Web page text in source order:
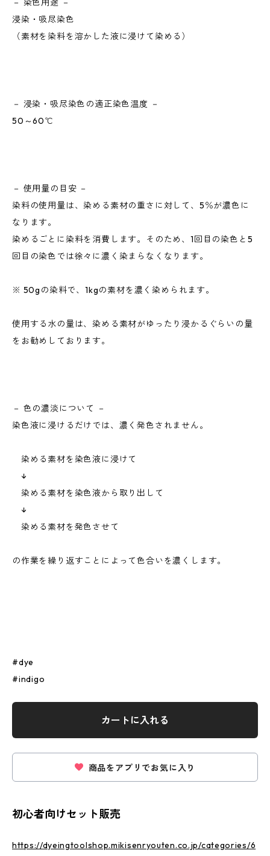
－ 染色用途 －
浸染・吸尽染色
（素材を染料を溶かした液に浸けて染める）
－ 浸染・吸尽染色の適正染色温度 －
50～60℃
－ 使用量の目安 －
染料の使用量は、染める素材の重さに対して、5％が濃色に
なります。
染めるごとに染料を消費します。そのため、1回目の染色と5
回目の染色では徐々に濃く染まらなくなります。
※ 50gの染料で、1kgの素材を濃く染められます。
使用する水の量は、染める素材がゆったり浸かるぐらいの量
をお勧めしております。
－ 色の濃淡について －
染色液に浸けるだけでは、濃く発色されません。
染める素材を染色液に浸けて
↓
染める素材を染色液から取り出して
↓
染める素材を発色させて
の作業を繰り返すことによって色合いを濃くします。
#dye
#indigo
カートに入れる
商品をアプリでお気に入り
初心者向けセット販売
https://dyeingtoolshop.mikisenryouten.co.jp/categories/6